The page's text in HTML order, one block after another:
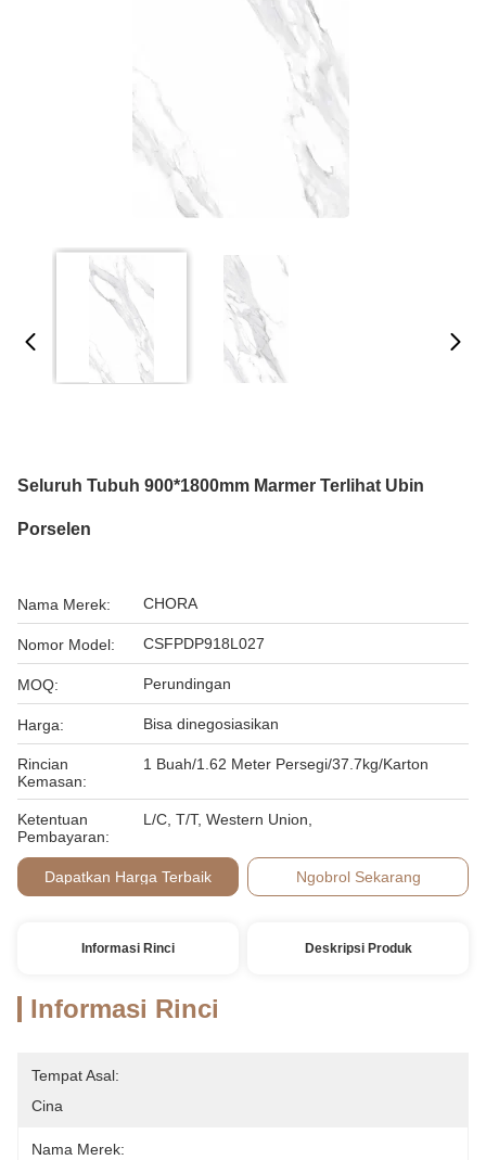
Seluruh Tubuh 900*1800mm Marmer Terlihat Ubin
Porselen
Nama Merek: CHORA
Nomor Model: CSFPDP918L027
MOQ: Perundingan
Harga: Bisa dinegosiasikan
Rincian
Kemasan:
1 Buah/1.62 Meter Persegi/37.7kg/Karton
Ketentuan
Pembayaran:
L/C, T/T, Western Union,
Dapatkan Harga Terbaik Ngobrol Sekarang
Informasi Rinci Deskripsi Produk
Informasi Rinci
Tempat Asal:
Cina
Nama Merek: